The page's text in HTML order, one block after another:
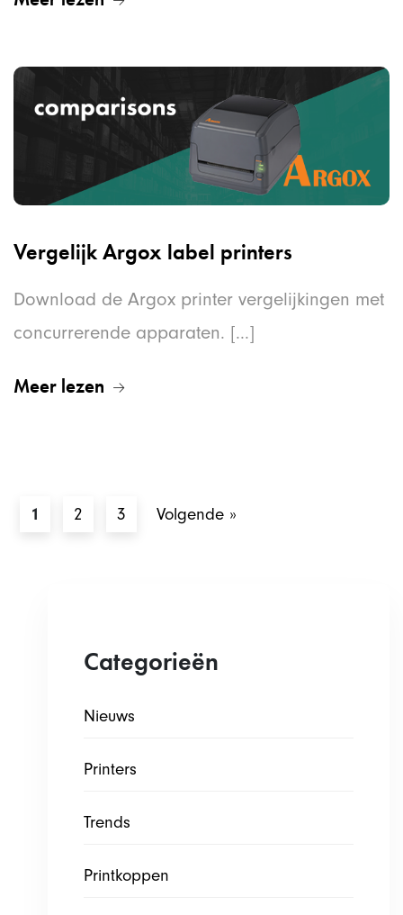
Vergelijk Argox label printers
Download de Argox printer vergelijkingen met
concurrerende apparaten. [...]
Meer lezen
1 2 3 Volgende »
Categorieën
Nieuws
Printers
Trends
Printkoppen